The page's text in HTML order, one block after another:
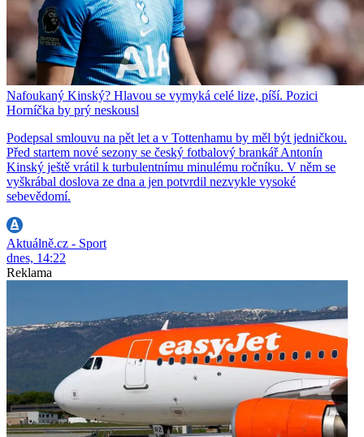
Nafoukaný Kinský? Hlavou se vymyká celé lize, píší. Pozici
Horníčka by prý neskousl
Podepsal smlouvu na pět let a v Tottenhamu by měl být jedničkou.
Před startem nové sezony se český fotbalový brankář Antonín
Kinský ještě vrátil k turbulentnímu minulému ročníku. V něm se
vyškrábal doslova ze dna a jen potvrdil nezvykle vysoké
sebevědomí.
Aktuálně.cz - Sport
dnes, 14:22
Reklama